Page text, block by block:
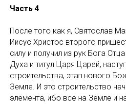
Часть 4
После того как я, Святослав
Иисус Христос второго
силу и получил из рук Бога
Духа и титул Царя Царей,
строительства, этап нового
Земле. И это строительство
элемента, ибо всё на Земле и